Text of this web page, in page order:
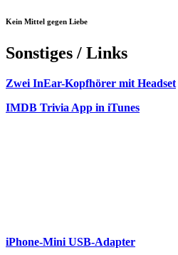
Kein Mittel gegen Liebe
Sonstiges / Links
Zwei InEar-Kopfhörer mit Headset
IMDB Trivia App in iTunes
iPhone-Mini USB-Adapter